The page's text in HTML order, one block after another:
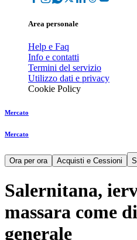
Area personale
Help e Faq
Info e contatti
Termini del servizio
Utilizzo dati e privacy
Cookie Policy
Mercato
Mercato
Ora per ora Acquisti e Cessioni
Salernitana,
massara come
generale